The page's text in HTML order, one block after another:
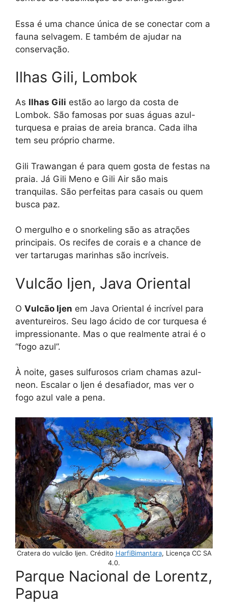
Essa é uma chance única de se conectar com a
fauna selvagem. E também de ajudar na
conservação.
Ilhas Gili, Lombok
As Ilhas Gili estão ao largo da costa de
Lombok. São famosas por suas águas azul-
turquesa e praias de areia branca. Cada ilha
tem seu próprio charme.
Gili Trawangan é para quem gosta de festas na
praia. Já Gili Meno e Gili Air são mais
tranquilas. São perfeitas para casais ou quem
busca paz.
O mergulho e o snorkeling são as atrações
principais. Os recifes de corais e a chance de
ver tartarugas marinhas são incríveis.
Vulcão Ijen, Java Oriental
O Vulcão Ijen em Java Oriental é incrível para
aventureiros. Seu lago ácido de cor turquesa é
impressionante. Mas o que realmente atrai é o
“fogo azul”.
À noite, gases sulfurosos criam chamas azul-
neon. Escalar o Ijen é desafiador, mas ver o
fogo azul vale a pena.
Cratera do vulcão Ijen. Crédito HarfiBimantara, Licença CC SA
4.0.
Parque Nacional de Lorentz,
Papua